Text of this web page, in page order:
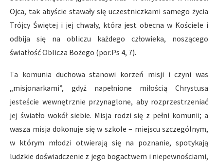
Ojca, tak abyście stawały się uczestniczkami samego życia
Trójcy Świętej i jej chwały, która jest obecna w Kościele i
odbija się na obliczu każdego człowieka, noszącego
światłość Oblicza Bożego (por.Ps 4, 7).
Ta komunia duchowa stanowi korzeń misji i czyni was
„misjonarkami”, gdyż napełnione miłością Chrystusa
jesteście wewnętrznie przynaglone, aby rozprzestrzeniać
jej światło wokół siebie. Misja rodzi się z pełni komunii; a
wasza misja dokonuje się w szkole – miejscu szczególnym,
w którym młodzi otwierają się na poznanie, spotykają
ludzkie doświadczenie z jego bogactwem i niepewnościami,